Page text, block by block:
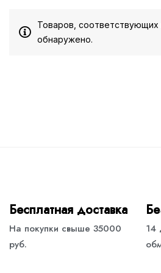
Товаров,
обнаружено.
Бесплатная доставка
На покупки свыше 35000
руб.
14